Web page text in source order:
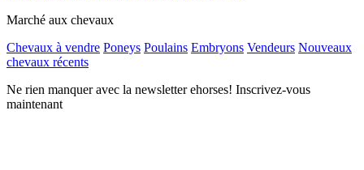
Marché aux chevaux
Chevaux à vendre Poneys Poulains Embryons Vendeurs Nouveaux
chevaux récents
Ne rien manquer avec la newsletter ehorses! Inscrivez-vous
maintenant